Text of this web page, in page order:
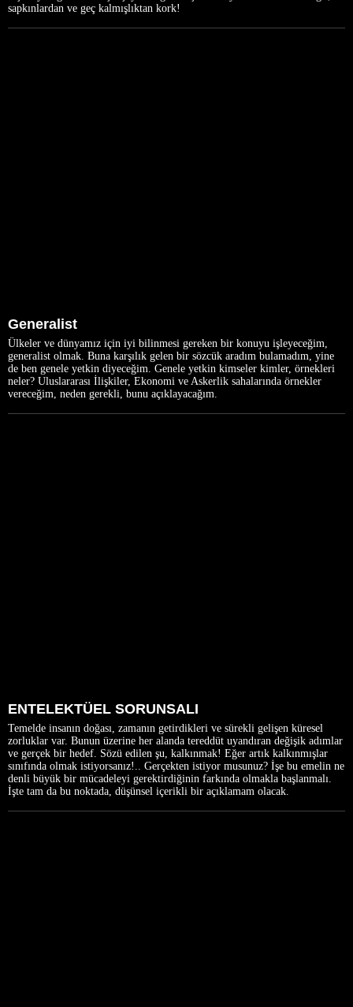
sapkınlardan ve geç kalmışlıktan kork!
Generalist
Ülkeler ve dünyamız için iyi bilinmesi gereken bir konuyu işleyeceğim,
generalist olmak. Buna karşılık gelen bir sözcük aradım bulamadım, yine
de ben genele yetkin diyeceğim. Genele yetkin kimseler kimler, örnekleri
neler? Uluslararası İlişkiler, Ekonomi ve Askerlik sahalarında örnekler
vereceğim, neden gerekli, bunu açıklayacağım.
ENTELEKTÜEL SORUNSALI
Temelde insanın doğası, zamanın getirdikleri ve sürekli gelişen küresel
zorluklar var. Bunun üzerine her alanda tereddüt uyandıran değişik adımlar
ve gerçek bir hedef. Sözü edilen şu, kalkınmak! Eğer artık kalkınmışlar
sınıfında olmak istiyorsanız!.. Gerçekten istiyor musunuz? İşe bu emelin ne
denli büyük bir mücadeleyi gerektirdiğinin farkında olmakla başlanmalı.
İşte tam da bu noktada, düşünsel içerikli bir açıklamam olacak.